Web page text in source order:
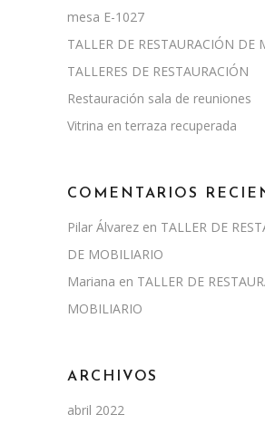
mesa E-1027
TALLER DE RESTAURACIÓN DE
TALLERES DE RESTAURACIÓN
Restauración sala de reuniones
Vitrina en terraza recuperada
COMENTARIOS
Pilar Álvarez en TALLER DE
DE MOBILIARIO
Mariana en TALLER DE
MOBILIARIO
ARCHIVOS
abril 2022